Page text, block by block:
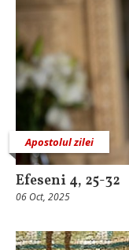
Apostolul zilei
Efeseni 4, 25-32
06 Oct, 2025